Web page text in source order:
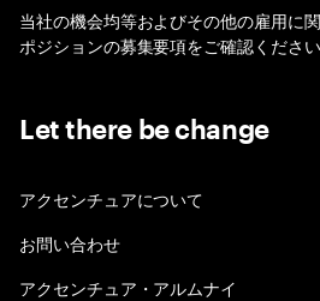
当社の機会均等およびその他の雇用に
ポジションの募集要項をご確認ください
Let there be change
アクセンチュアについて
お問い合わせ
アクセンチュア・アルムナイ